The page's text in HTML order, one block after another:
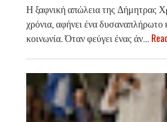
Η ξαφνική απώλεια της Δήμητρας
χρόνια, αφήνει ένα δυσαναπλήρωτο
κοινωνία. Όταν φεύγει ένας άν...